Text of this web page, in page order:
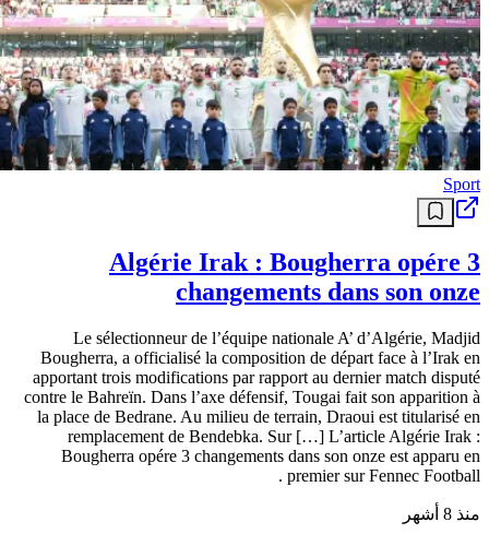
Sport
Algérie Irak : Bougherra opére 3
changements dans son onze
Le sélectionneur de l’équipe nationale A’ d’Algérie, Madjid
Bougherra, a officialisé la composition de départ face à l’Irak en
apportant trois modifications par rapport au dernier match disputé
contre le Bahreïn. Dans l’axe défensif, Tougai fait son apparition à
la place de Bedrane. Au milieu de terrain, Draoui est titularisé en
remplacement de Bendebka. Sur […] L’article Algérie Irak :
Bougherra opére 3 changements dans son onze est apparu en
premier sur Fennec Football .
منذ 8 أشهر